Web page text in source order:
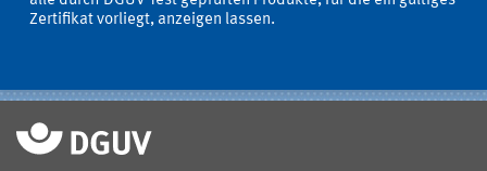
Zertifikat vorliegt, anzeigen lassen.